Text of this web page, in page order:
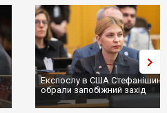
Експослу в США
обрали запобіжний захід